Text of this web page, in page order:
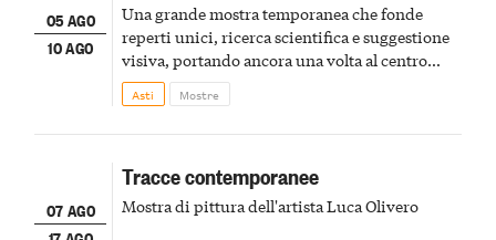
05 AGO
10 AGO
Una grande mostra temporanea che fonde
reperti unici, ricerca scientifica e suggestione
visiva, portando ancora una volta al centro
della scena le meraviglie del passato astigiano
Asti Mostre
07 AGO
Tracce contemporanee
Mostra di pittura dell'artista Luca Olivero